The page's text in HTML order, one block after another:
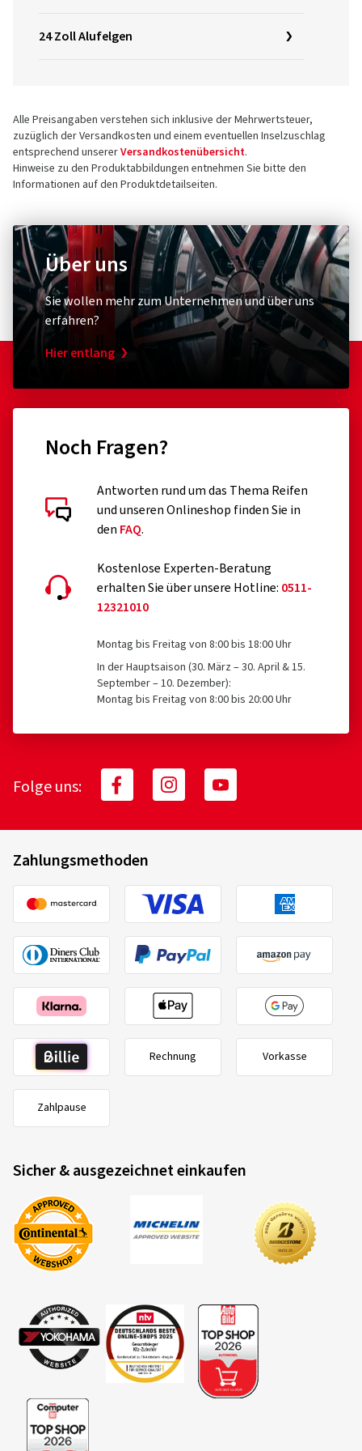
24 Zoll Alufelgen
Alle Preisangaben verstehen sich inklusive der Mehrwertsteuer,
zuzüglich der Versandkosten und einem eventuellen Inselzuschlag
entsprechend unsererVersandkostenübersicht.
Hinweise zu den Produktabbildungen entnehmen Sie bitte den
Informationen auf den Produktdetailseiten.
Über uns
Sie wollen mehr zum Unternehmen und über uns
erfahren?
Hier entlang
Noch Fragen?
Antworten rund um das Thema Reifen
und unseren Onlineshop finden Sie in
den FAQ.
Kostenlose Experten-Beratung
erhalten Sie über unsere Hotline: 0511-
12321010
Montag bis Freitag von 8:00 bis 18:00 Uhr
In der Hauptsaison (30. März – 30. April & 15.
September – 10. Dezember):
Montag bis Freitag von 8:00 bis 20:00 Uhr
Folge uns:
Zahlungsmethoden
Rechnung Vorkasse
Zahlpause
Sicher & ausgezeichnet einkaufen